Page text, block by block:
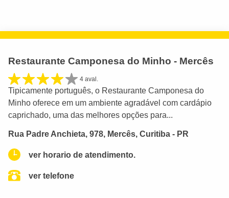
Restaurante Camponesa do Minho - Mercês
4 aval.
Tipicamente português, o Restaurante Camponesa do
Minho oferece em um ambiente agradável com cardápio
caprichado, uma das melhores opções para...
Rua Padre Anchieta, 978, Mercês, Curitiba - PR
ver horario de atendimento.
ver telefone